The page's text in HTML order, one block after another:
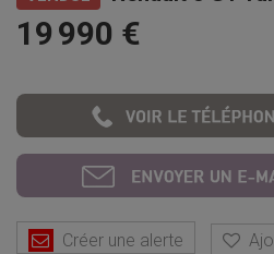
19 990 €
Créer une alerte